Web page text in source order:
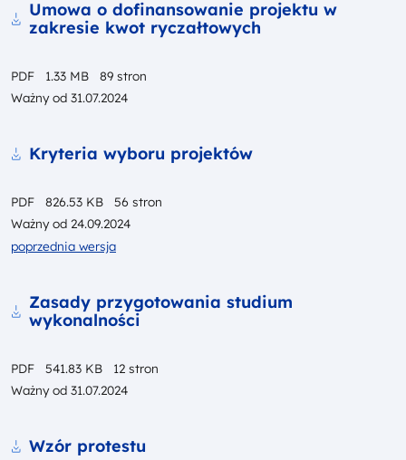
Pobierz
Umowa o dofinansowanie projektu w
zakresie kwot ryczałtowych
PDF 1.33 MB
89 stron
Ważny od 31.07.2024
Pobierz
Kryteria wyboru projektów
PDF 826.53 KB
56 stron
Ważny od 24.09.2024
poprzednia wersja
Pobierz
Zasady przygotowania studium
wykonalności
PDF 541.83 KB
12 stron
Ważny od 31.07.2024
Pobierz
Wzór protestu